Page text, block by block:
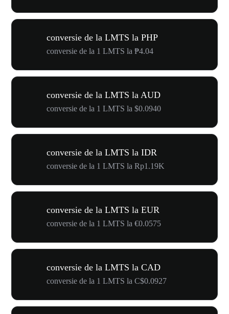
conversie de la LMTS la PHP
conversie de la 1 LMTS la ₱4.04
conversie de la LMTS la AUD
conversie de la 1 LMTS la $0.0940
conversie de la LMTS la IDR
conversie de la 1 LMTS la Rp1.19K
conversie de la LMTS la EUR
conversie de la 1 LMTS la €0.0575
conversie de la LMTS la CAD
conversie de la 1 LMTS la C$0.0927